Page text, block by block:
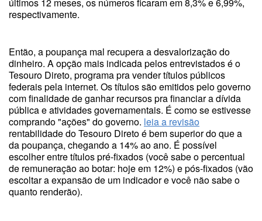
respectivamente.
Então, a poupança mal recupera a desvalorização do
dinheiro. A opção mais indicada pelos entrevistados é o
Tesouro Direto, programa pra vender títulos públicos
federais pela internet. Os títulos são emitidos pelo governo
com finalidade de ganhar recursos pra financiar a dívida
pública e atividades governamentais. É como se estivesse
comprando "ações" do governo. leia a revisão
rentabilidade do Tesouro Direto é bem superior do que a
da poupança, chegando a 14% ao ano. É possível
escolher entre títulos pré-fixados (você sabe o percentual
de remuneração ao botar: hoje em 12%) e pós-fixados (vão
escoltar a expansão de um indicador e você não sabe o
quanto renderão).